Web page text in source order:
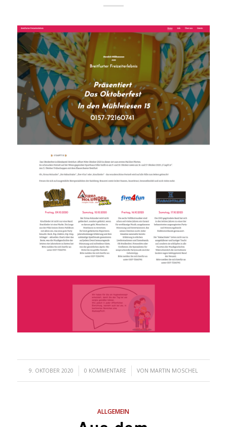
9. OKTOBER 2020
/ 0 KOMMENTARE
/ VON MARTIN MOSCHEL
ALLGEMEIN